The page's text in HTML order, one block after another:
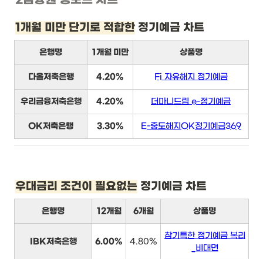
1개월 미만 단기로 적합한 정기예금 차트
은행명 1개월 미만 상품명
다올저축은행 4.20% Fi 자유해지 정기예금
우리금융저축은행 4.20% 더마니드림 e-정기예금
OK저축은행 3.30% E-중도해지OK정기예금369
우대금리 조건이 필요없는 정기예금 차트
은행명 12개월 6개월 상품명
IBK저축은행 6.00% 4.80%
참기특한 정기예금 복리
_비대면